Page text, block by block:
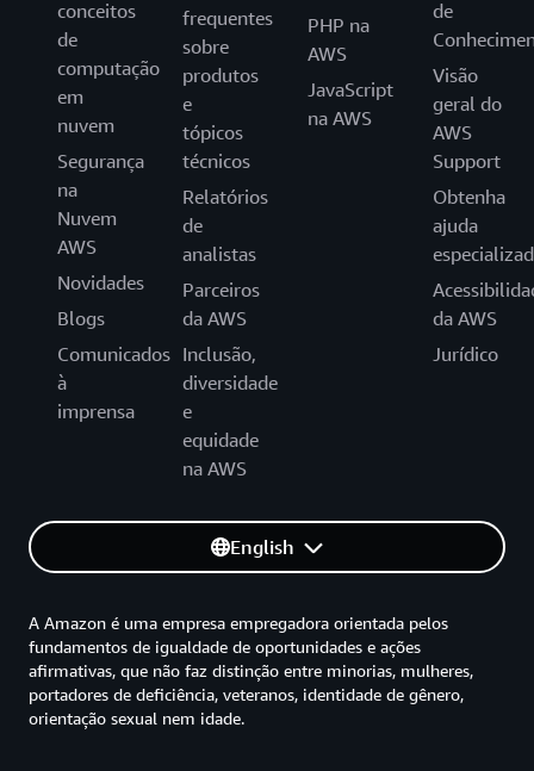
conceitos
de
computação
em
nuvem
Segurança
na
Nuvem
AWS
Novidades
Blogs
Comunicados
à
imprensa
frequentes
sobre
produtos
e
tópicos
técnicos
Relatórios
de
analistas
Parceiros
da AWS
Inclusão,
diversidade
e
equidade
na AWS
PHP na
AWS
JavaScript
na AWS
de
Visão
geral do
AWS
Support
Obtenha
ajuda
da AWS
Jurídico
English
A Amazon é uma empresa empregadora orientada pelos
fundamentos de igualdade de oportunidades e ações
afirmativas, que não faz distinção entre minorias, mulheres,
portadores de deficiência, veteranos, identidade de gênero,
orientação sexual nem idade.